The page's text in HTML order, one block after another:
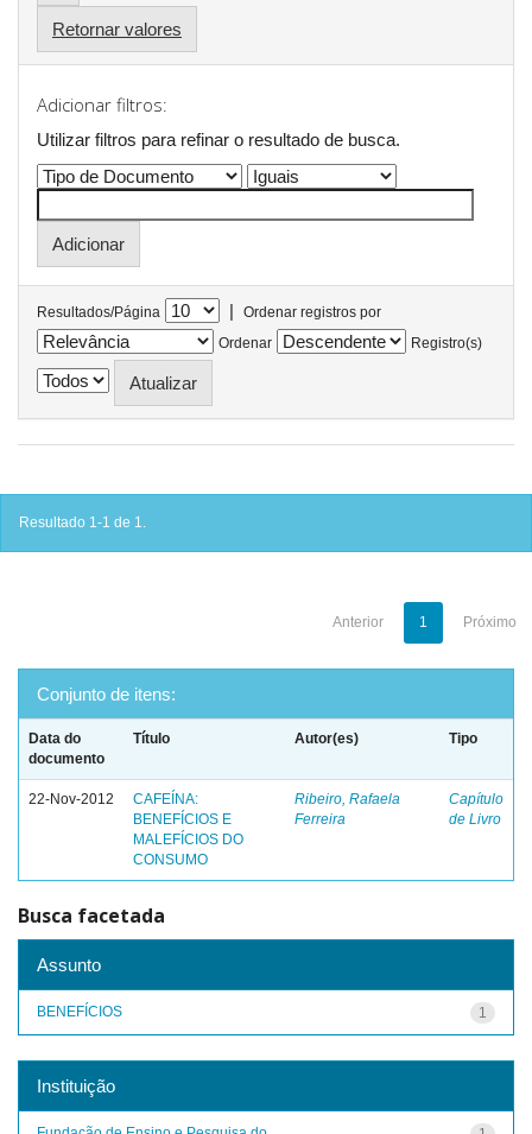
Retornar valores
Adicionar filtros:
Utilizar filtros para refinar o resultado de busca.
Resultados/Página |
Ordenar registros por
Ordenar
Registro(s)
Resultado 1-1 de 1.
Anterior 1 Próximo
Conjunto de itens:
Data do
documento
Título Autor(es) Tipo
22-Nov-2012
CAFEÍNA:
BENEFÍCIOS E
MALEFÍCIOS DO
CONSUMO
Ribeiro, Rafaela
Ferreira
Capítulo
de Livro
Busca facetada
Assunto
1
BENEFÍCIOS
Instituição